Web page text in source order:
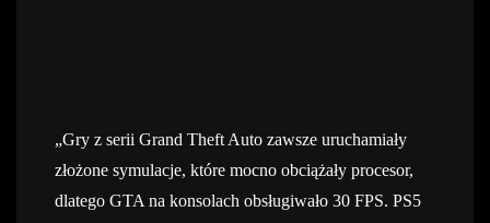
„Gry z serii Grand Theft Auto zawsze uruchamiały
złożone symulacje, które mocno obciążały procesor,
dlatego GTA na konsolach obsługiwało 30 FPS. PS5